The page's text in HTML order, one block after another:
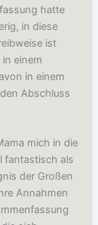
hatte
in diese
ist
einem
in einem
Abschluss
mich in die
fantastisch als
der Großen
Annahmen